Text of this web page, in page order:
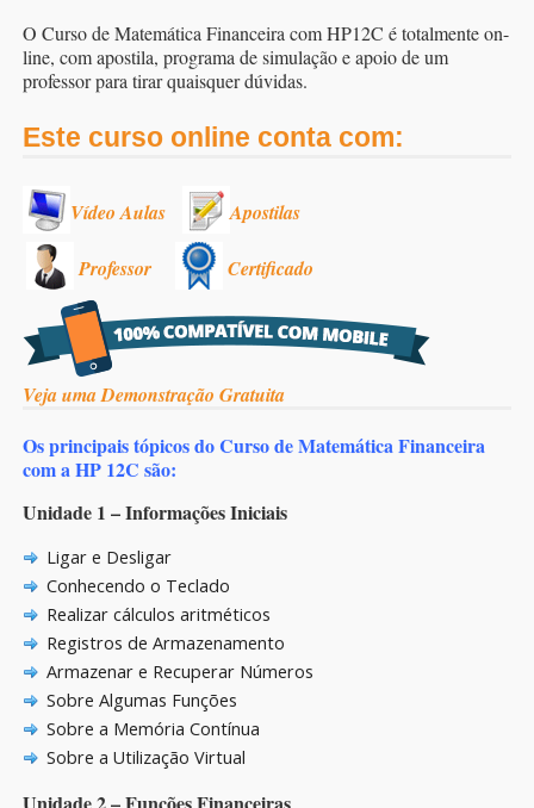
O Curso de Matemática Financeira com HP12C é totalmente on-
line, com apostila, programa de simulação e apoio de um
professor para tirar quaisquer dúvidas.
Este curso online conta com:
Vídeo Aulas Apostilas
Professor Certificado
Veja uma Demonstração Gratuita
Os principais tópicos do Curso de Matemática Financeira
com a HP 12C são:
Unidade 1 – Informações Iniciais
Ligar e Desligar
Conhecendo o Teclado
Realizar cálculos aritméticos
Registros de Armazenamento
Armazenar e Recuperar Números
Sobre Algumas Funções
Sobre a Memória Contínua
Sobre a Utilização Virtual